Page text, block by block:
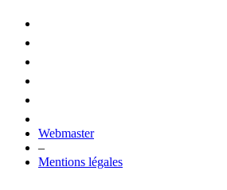
Webmaster
–
Mentions légales